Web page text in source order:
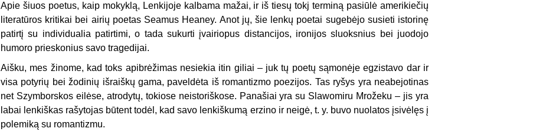
Apie šiuos poetus, kaip mokyklą, Lenkijoje kalbama mažai, ir iš tiesų tokj ter­miną pasiūlė amerikiečių
literatūros kritikai bei airių poetas Seamus Heaney. Anot jų, šie lenkų poetai sugebėjo susieti istorinę
patirtį su individualia patirti­mi, o tada sukurti įvairiopus distancijos, ironijos sluoksnius bei juodojo
humoro prieskonius savo tragedijai.
Aišku, mes žinome, kad toks apibrėžimas nesiekia itin giliai – juk tų poetų sąmonėje egzistavo dar ir
visa potyrių bei žodinių išraiškų gama, paveldėta iš romantizmo poezijos. Tas ryšys yra neabejotinas
net Szymborskos eilėse, at­rodytų, tokiose neistoriškose. Panašiai yra su Slawomiru Mrožeku – jis yra
labai lenkiškas rašytojas būtent todėl, kad savo lenkiškumą erzino ir neigė, t. y. buvo nuolatos įsivėlęs į
polemiką su romantizmu.